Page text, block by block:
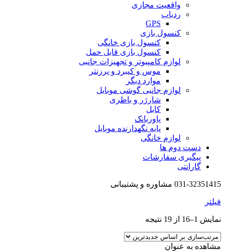
واقعیت مجازی
ردیاب
GPS
کنسول بازی
کنسول بازی خانگی
کنسول بازی قابل حمل
لوازم کامپیوتر و تجهیزات جانبی
موس و کیبرد و پرزنتر
موارد دیگر
لوازم جانبی گوشی موبایل
شارژر و باطری
کابل
پاوربانک
پایه نگهدارنده موبایل
لوازم خانگی
دست دوم ها
پیگیری سفارشات
گارانتی
031-32351415 مشاوره و پشتیبانی
فیلتر
نمایش 1–16 از 19 نتیجه
مشاهده به عنوان